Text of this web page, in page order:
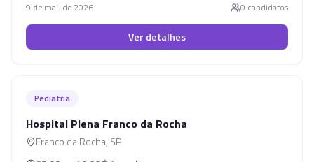
9 de mai. de 2026 0 candidatos
Ver detalhes
Pediatria
Hospital Plena Franco da Rocha
Franco da Rocha, SP